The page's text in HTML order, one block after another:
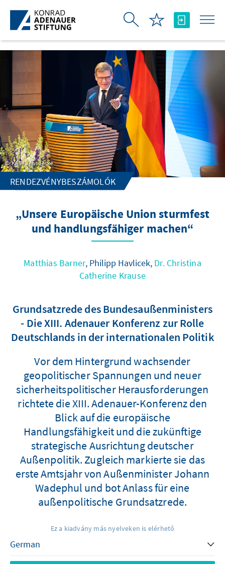
Ugrás a fő tartalomhoz
KAS / Jens Jeske
RENDEZVÉNYBESZÁMOLÓK
„Unsere Europäische Union sturmfest
und handlungsfähiger machen“
Matthias Barner, Philipp Havlicek, Dr. Christina
Catherine Krause
Grundsatzrede des Bundesaußenministers
- Die XIII. Adenauer Konferenz zur Rolle
Deutschlands in der internationalen Politik
Vor dem Hintergrund wachsender
geopolitischer Spannungen und neuer
sicherheitspolitischer Herausforderungen
richtete die XIII. Adenauer-Konferenz den
Blick auf die europäische
Handlungsfähigkeit und die zukünftige
strategische Ausrichtung deutscher
Außenpolitik. Zugleich markierte sie das
erste Amtsjahr von Außenminister Johann
Wadephul und bot Anlass für eine
außenpolitische Grundsatzrede.
Ez a kiadvány más nyelveken is elérhető